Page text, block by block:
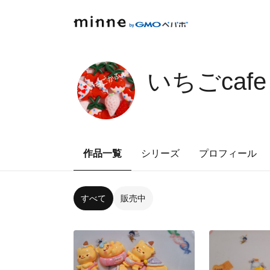
いちごcafe
作品一覧 シリーズ プロフィール
すべて 販売中